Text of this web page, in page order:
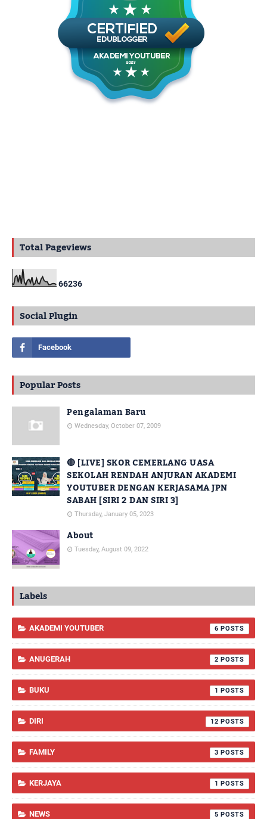
Total Pageviews
66236
Social Plugin
Popular Posts
Pengalaman Baru
Wednesday, October 07, 2009
🔴 [LIVE] SKOR CEMERLANG UASA
SEKOLAH RENDAH ANJURAN AKADEMI
YOUTUBER DENGAN KERJASAMA JPN
SABAH [SIRI 2 DAN SIRI 3]
Thursday, January 05, 2023
About
Tuesday, August 09, 2022
Labels
AKADEMI YOUTUBER 6
ANUGERAH 2
BUKU 1
DIRI 12
FAMILY 3
KERJAYA 1
NEWS 5